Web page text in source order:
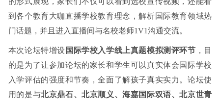
到各个教育大咖直播学校教育理念，解析国际教育领域热
门话题，并且进入直播间与名校老师1V1沟通交流。
本次论坛特增设 国际学校入学线上真题模拟测评环节 ，目
的是为了让参加论坛的家长和学生可以真实体会国际学校
入学评估的强度和节奏，全面了解孩子真实实力。论坛使
用的是与北京鼎石、北京顺义、海嘉国际双语、北京世青